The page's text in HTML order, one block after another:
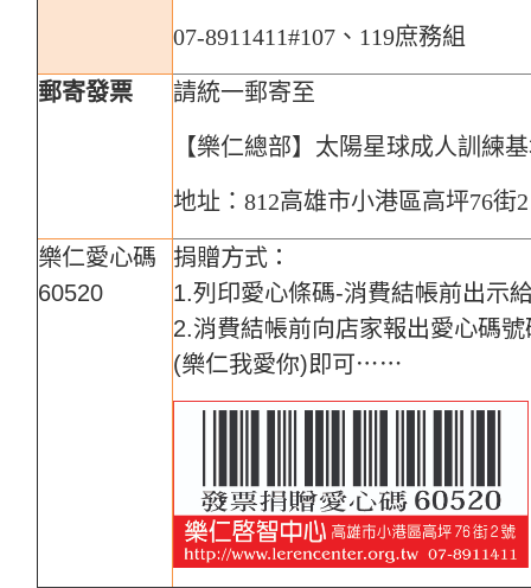
07-8911411#107、119庶務組
郵寄發票 請統一郵寄至
【樂仁總部】太陽星球成人訓練
地址：812高雄市小港區高坪76街
樂仁愛心碼
60520
捐贈方式：
1.列印愛心條碼-消費結帳前出示
2.消費結帳前向店家報出愛心碼
(樂仁我愛你)即可⋯⋯